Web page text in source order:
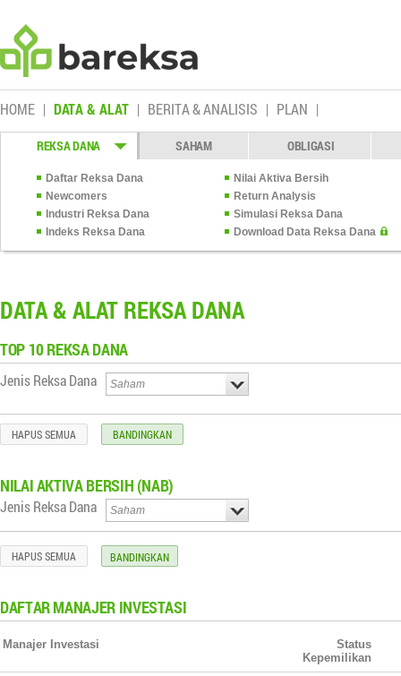
HOME DATA & ALAT BERITA & ANALISIS PLAN
REKSA DANA SAHAM OBLIGASI
Daftar Reksa Dana
Nilai Aktiva Bersih
Newcomers
Return Analysis
Industri Reksa Dana
Simulasi Reksa Dana
Indeks Reksa Dana
Download Data Reksa Dana
DATA & ALAT REKSA DANA
TOP 10REKSA DANA
Jenis Reksa Dana
HAPUS SEMUA BANDINGKAN
NILAIAKTIVA BERSIH (NAB)
Jenis Reksa Dana
HAPUS SEMUA
DAFTAR MANAJER INVESTASI
Manajer Investasi
Status
Kepemilikan